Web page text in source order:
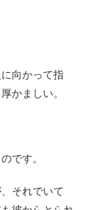
向かって指
かましい。
です。
それでいて